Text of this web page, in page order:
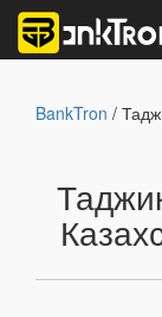
BankTron /